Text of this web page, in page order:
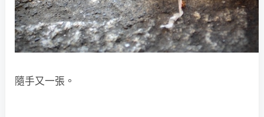
隨手又一張。